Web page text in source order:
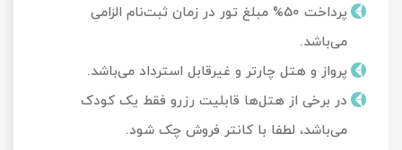
پرداخت 50% مبلغ تور در زمان ثبت‌نام الزامی
می‌باشد.
پرواز و هتل چارتر و غیرقابل استرداد می‌باشد.
در برخی از هتل‌ها قابلیت رزرو فقط یک کودک
می‌باشد، لطفا با کانتر فروش چک شود.